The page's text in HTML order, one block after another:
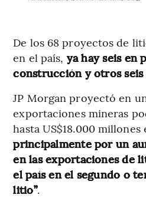
De los 68 proyectos de
en el país, ya hay seis en
construcción y otros
JP Morgan proyectó en
exportaciones mineras
hasta US$18.000 millones
principalmente por un
en las exportaciones de
el país en el segundo o
litio”.